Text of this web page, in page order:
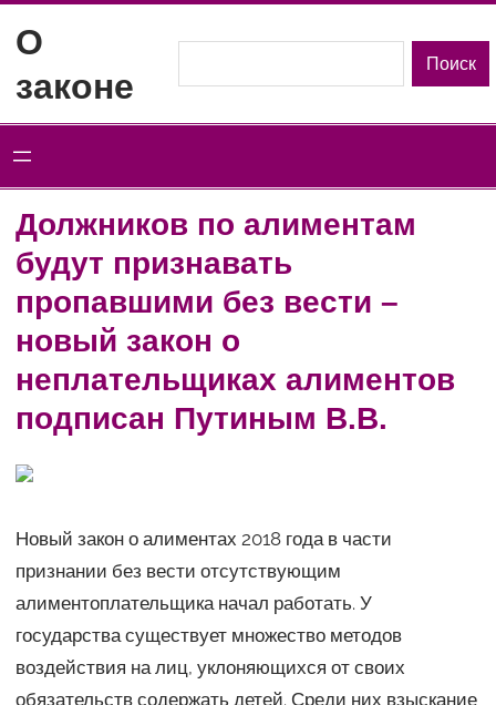
содержимому
О
законе
Поиск
Должников по алиментам
будут признавать
пропавшими без вести –
новый закон о
неплательщиках алиментов
подписан Путиным В.В.
Новый закон о алиментах 2018 года в части
признании без вести отсутствующим
алиментоплательщика начал работать. У
государства существует множество методов
воздействия на лиц, уклоняющихся от своих
обязательств содержать детей. Среди них взыскание